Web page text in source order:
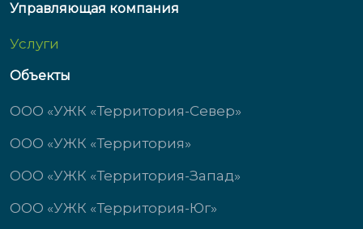
Управляющая компания
Услуги
Объекты
ООО «УЖК «Территория-Север»
ООО «УЖК «Территория»
ООО «УЖК «Территория-Запад»
ООО «УЖК «Территория-Юг»